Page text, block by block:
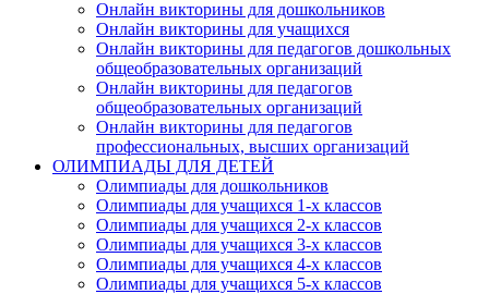
Онлайн викторины для дошкольников
Онлайн викторины для учащихся
Онлайн викторины для педагогов дошкольных
общеобразовательных организаций
Онлайн викторины для педагогов
общеобразовательных организаций
Онлайн викторины для педагогов
профессиональных, высших организаций
ОЛИМПИАДЫ ДЛЯ ДЕТЕЙ
Олимпиады для дошкольников
Олимпиады для учащихся 1-х классов
Олимпиады для учащихся 2-х классов
Олимпиады для учащихся 3-х классов
Олимпиады для учащихся 4-х классов
Олимпиады для учащихся 5-х классов
Организация
Подписаться
Нажимая на кнопку, вы даете согласие на обработку своих
данных согласно 152-ФЗ.Подробнее